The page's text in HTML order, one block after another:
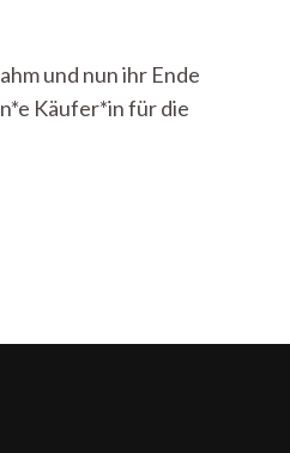
und nun ihr Ende
Käufer*in für die